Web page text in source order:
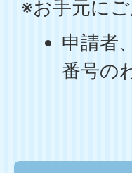
※お手元に
申請者
番号の